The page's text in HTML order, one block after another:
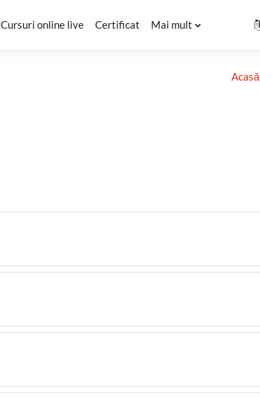
Cursuri online live Certificat Mai mult
Acasă